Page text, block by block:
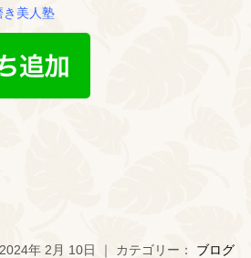
美人塾
2024年 2月 10日 ｜ カテゴリー： ブログ